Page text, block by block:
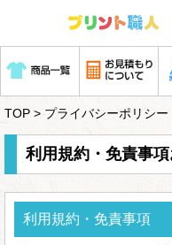
TOP > プライバシーポリシー
利用規約・免責事
利用規約・免責事項